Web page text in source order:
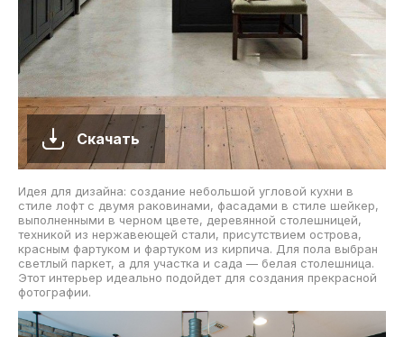
Скачать
Идея для дизайна: создание небольшой угловой кухни в
стиле лофт с двумя раковинами, фасадами в стиле шейкер,
выполненными в черном цвете, деревянной столешницей,
техникой из нержавеющей стали, присутствием острова,
красным фартуком и фартуком из кирпича. Для пола выбран
светлый паркет, а для участка и сада — белая столешница.
Этот интерьер идеально подойдет для создания прекрасной
фотографии.